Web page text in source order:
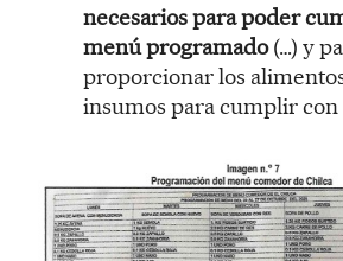
necesarios para poder
menú programado(…) y
proporcionar los
insumos para cumplir con